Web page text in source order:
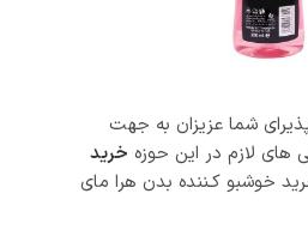
شما عزیزان به جهت
های لازم در این حوزه خرید
خوشبو کـننده بدن هرا مای